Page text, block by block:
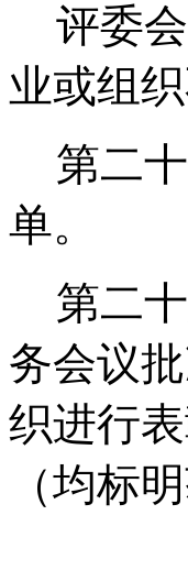
评委
业或组
第二
单。
第二
务会议
织进行
（均标